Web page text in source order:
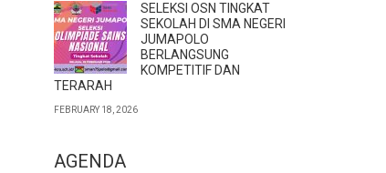
SELEKSI OSN TINGKAT
SEKOLAH DI SMA NEGERI
JUMAPOLO
BERLANGSUNG
KOMPETITIF DAN
TERARAH
FEBRUARY 18, 2026
AGENDA